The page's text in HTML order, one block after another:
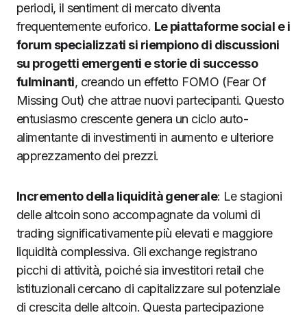
periodi, il sentiment di mercato diventa
frequentemente euforico. Le piattaforme social e i
forum specializzati si riempiono di discussioni
su progetti emergenti e storie di successo
fulminanti, creando un effetto FOMO (Fear Of
Missing Out) che attrae nuovi partecipanti. Questo
entusiasmo crescente genera un ciclo auto-
alimentante di investimenti in aumento e ulteriore
apprezzamento dei prezzi.
Incremento della liquidità generale: Le stagioni
delle altcoin sono accompagnate da volumi di
trading significativamente più elevati e maggiore
liquidità complessiva. Gli exchange registrano
picchi di attività, poiché sia investitori retail che
istituzionali cercano di capitalizzare sul potenziale
di crescita delle altcoin. Questa partecipazione